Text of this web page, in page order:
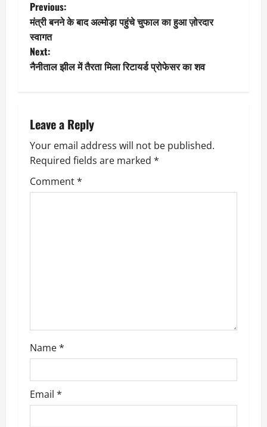
P
o
s
a
v
i
n
Previous:
मंत्री बनने के बाद अल्मोड़ा पहुंचे चुफाल का हुआ ज़ोरदार
स्वागत
Next:
नैनीताल झील में तैरता मिला रिटायर्ड प्रोफेसर का शव
Leave a Reply
Your email address will not be published.
Required fields are marked *
Comment*
Name*
Email *